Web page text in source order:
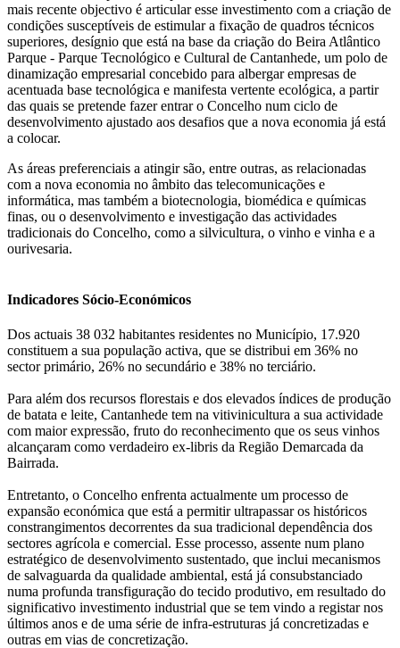
mais recente objectivo é articular esse investimento com a criação de
condições susceptíveis de estimular a fixação de quadros técnicos
superiores, desígnio que está na base da criação do Beira Atlântico
Parque - Parque Tecnológico e Cultural de Cantanhede, um polo de
dinamização empresarial concebido para albergar empresas de
acentuada base tecnológica e manifesta vertente ecológica, a partir
das quais se pretende fazer entrar o Concelho num ciclo de
desenvolvimento ajustado aos desafios que a nova economia já está
a colocar.
As áreas preferenciais a atingir são, entre outras, as relacionadas
com a nova economia no âmbito das telecomunicações e
informática, mas também a biotecnologia, biomédica e químicas
finas, ou o desenvolvimento e investigação das actividades
tradicionais do Concelho, como a silvicultura, o vinho e vinha e a
ourivesaria.
Indicadores Sócio-Económicos
Dos actuais 38 032 habitantes residentes no Município, 17.920
constituem a sua população activa, que se distribui em 36% no
sector primário, 26% no secundário e 38% no terciário.
Para além dos recursos florestais e dos elevados índices de produção
de batata e leite, Cantanhede tem na vitivinicultura a sua actividade
com maior expressão, fruto do reconhecimento que os seus vinhos
alcançaram como verdadeiro ex-libris da Região Demarcada da
Bairrada.
Entretanto, o Concelho enfrenta actualmente um processo de
expansão económica que está a permitir ultrapassar os históricos
constrangimentos decorrentes da sua tradicional dependência dos
sectores agrícola e comercial. Esse processo, assente num plano
estratégico de desenvolvimento sustentado, que inclui mecanismos
de salvaguarda da qualidade ambiental, está já consubstanciado
numa profunda transfiguração do tecido produtivo, em resultado do
significativo investimento industrial que se tem vindo a registar nos
últimos anos e de uma série de infra-estruturas já concretizadas e
outras em vias de concretização.